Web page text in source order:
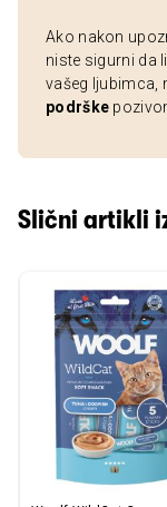
Ako nakon
niste sigurni da
vašeg ljubimca,
podrške
Slični artikli